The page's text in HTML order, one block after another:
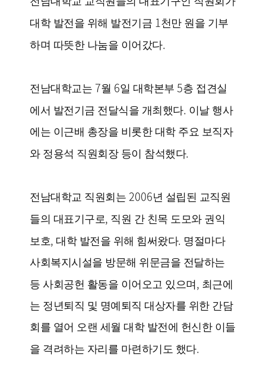
대학 발전을 위해 발전기금 1천만 원을 기부
하며 따뜻한 나눔을 이어갔다.
전남대학교는 7월 6일 대학본부 5층 접견실
에서 발전기금 전달식을 개최했다. 이날 행사
에는 이근배 총장을 비롯한 대학 주요 보직자
와 정용석 직원회장 등이 참석했다.
전남대학교 직원회는 2006년 설립된 교직원
들의 대표기구로, 직원 간 친목 도모와 권익
보호, 대학 발전을 위해 힘써왔다. 명절마다
사회복지시설을 방문해 위문금을 전달하는
등 사회공헌 활동을 이어오고 있으며 , 최근에
는 정년퇴직 및 명예퇴직 대상자를 위한 간담
회를 열어 오랜 세월 대학 발전에 헌신한 이들
을 격려하는 자리를 마련하기도 했다.